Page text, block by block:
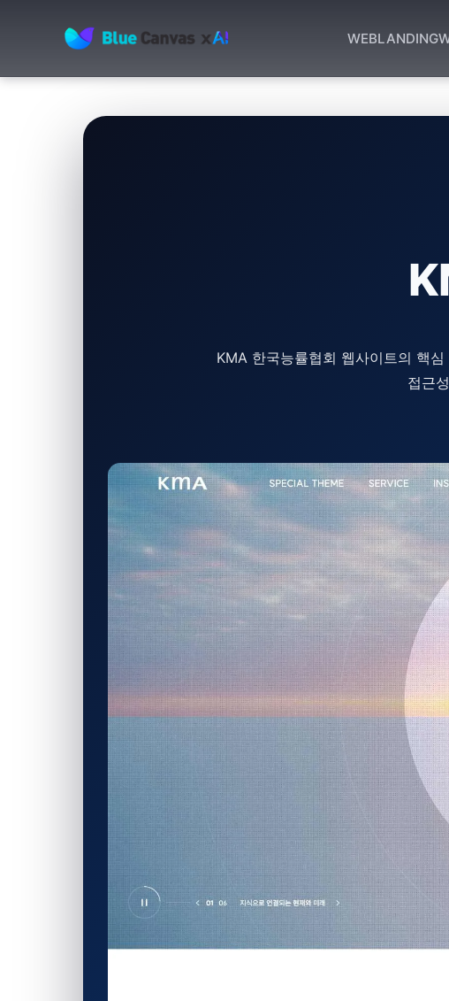
BLUECANVAS
WEBLANDING
KMA 한국능률협회 웹사이트의 핵
접근